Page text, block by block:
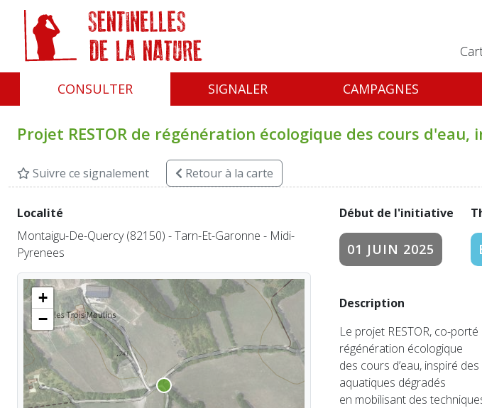
CONSULTER SIGNALER CAMPAGNES
Projet RESTOR de régénération écologique des cours
Suivre ce signalement Retourà la carte
Début de l'initiative
01 JUIN 2025
Description
Le projet RESTOR, co-
régénération écologique
des cours d’eau, inspiré
aquatiques dégradés
en mobilisant des
Localité
Montaigu-De-Quercy (82150) - Tarn-Et-Garonne - Midi-
Pyrenees
+
−
Panneau de gestion des cookies